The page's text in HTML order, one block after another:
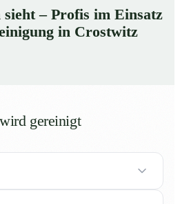
– Profis im Einsatz
in Crostwitz
gereinigt